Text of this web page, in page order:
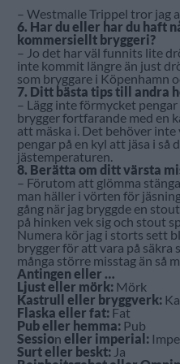
– Westmalle Trippel tror jag
6. Har du eller har du haft
kommersiellt bryggeri?
– Jo det har väl funnits lite
inte kommit längre än just
som bryggare i Köpenhamn
7. Ditt bästa tips till andra
– Lägg inte förmycket
brygger fortfarande med en
att mäska i. Det behöver inte
pengar på en kyl att jäsa i så
jästemperaturen.
8. Berätta om ditt värsta
– Förutom att glömma
man häller i vörten för
gång när jag bryggde en
på hinken vek sig och stout
Numera kör jag i storts sett
brygger för att vara på säkra
många större misstag än så
Antingen eller …
Ljust eller mörk:Mörk
Kastrull eller bryggverk:
Flaska eller fat: Fat
Pub eller hemma: Pub
Session eller imperial:
Surt eller beskt: Ja